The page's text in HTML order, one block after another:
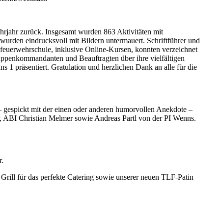
zurück. Insgesamt wurden 863 Aktivitäten mit
eindrucksvoll mit Bildern untermauert. Schriftführer und
inklusive Online-Kursen, konnten verzeichnet
und Beauftragten über ihre vielfältigen
1 präsentiert. Gratulation und herzlichen Dank an alle für die
mit der einen oder anderen humorvollen Anekdote –
Christian Melmer sowie Andreas Partl von der PI Wenns.
für das perfekte Catering sowie unserer neuen TLF-Patin